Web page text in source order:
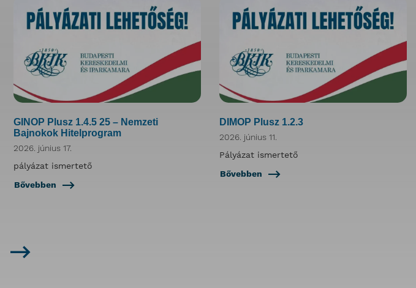
GINOP Plusz 1.4.5 25 – Nemzeti
Bajnokok Hitelprogram
2026. június 17.
pályázat ismertető
Bővebben
DIMOP Plusz 1.2.3
2026. június 11.
Pályázat ismertető
Bővebben